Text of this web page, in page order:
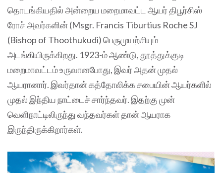
தொடங்கியதில் அன்றைய மறைமாவட்ட ஆயர் திபூர்சிஸ்
ரோச் அவர்களின் (Msgr. Francis Tiburtius Roche SJ
(Bishop of Thoothukudi) பெருமுயற்சியும்
அடங்கியிருக்கிறது. 1923-ம் ஆண்டு, தூத்துக்குடி
மறைமாவட்டம் உருவானபோது, இவர் அதன் முதல்
ஆயரானார். இவர்தான் கத்தோலிக்க சபையின் ஆயர்களில்
முதல் இந்திய நாட்டைச் சார்ந்தவர். இதற்கு முன்
வெளிநாட்டிலிருந்து வந்தவர்கள் தான் ஆயராக
இருந்திருக்கிறார்கள்.